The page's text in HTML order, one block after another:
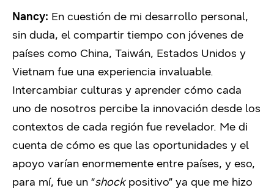
Nancy: En cuestión de mi desarrollo personal,
sin duda, el compartir tiempo con jóvenes de
países como China, Taiwán, Estados Unidos y
Vietnam fue una experiencia invaluable.
Intercambiar culturas y aprender cómo cada
uno de nosotros percibe la innovación desde los
contextos de cada región fue revelador. Me di
cuenta de cómo es que las oportunidades y el
apoyo varían enormemente entre países, y eso,
para mí, fue un “shockpositivo” ya que me hizo